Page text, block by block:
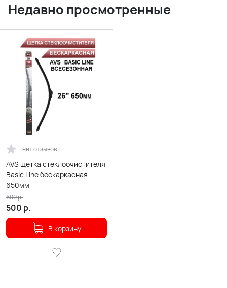
Недавно просмотренные
нет отзывов
AVS щетка стеклоочистителя
Basic Line бескаркасная
650мм
500 р.
600р.
В корзину